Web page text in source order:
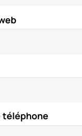
téléphone